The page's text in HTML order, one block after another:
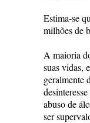
Estima-se
milhões de
A maioria
suas vidas,
geralmente
abuso de
ser